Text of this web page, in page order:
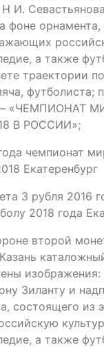
И.
фоне
а также
траектории
футболиста;
– «ЧЕМПИОНАТ
В РОССИИ»;
3 рубля 2016
2018 года
второй
изображения:
Зиланту и
состоящего из
а также